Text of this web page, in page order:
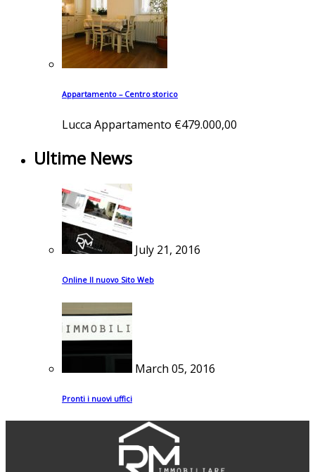
Appartamento – Centro storico
Lucca Appartamento €479.000,00
Ultime News
July 21, 2016
Online Il nuovo Sito Web
March 05, 2016
Pronti i nuovi uffici